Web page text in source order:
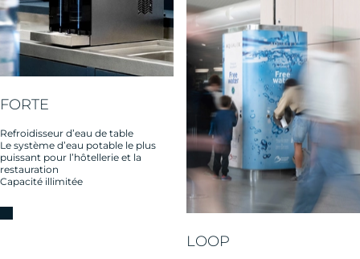
FORTE
Refroidisseur d’eau de table
Le système d’eau potable le plus
puissant pour l’hôtellerie et la
restauration
Capacité illimitée
LOOP